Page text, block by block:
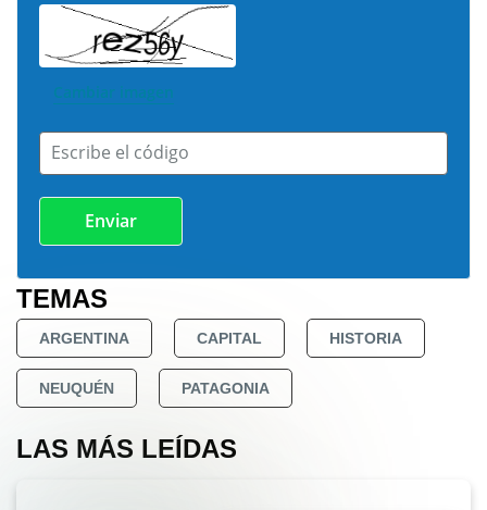
Cambiar imagen
Escribe el código
TEMAS
ARGENTINA CAPITAL HISTORIA
NEUQUÉN PATAGONIA
LAS MÁS LEÍDAS